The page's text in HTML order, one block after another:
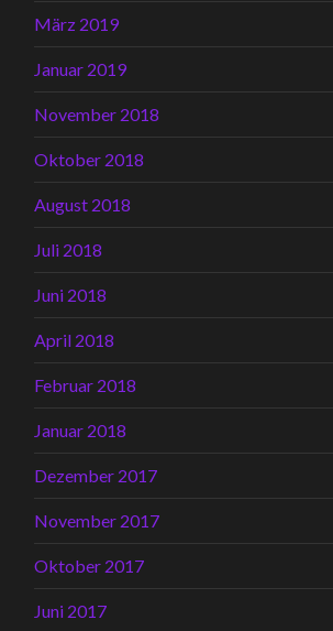
März 2019
Januar 2019
November 2018
Oktober 2018
August 2018
Juli 2018
Juni 2018
April 2018
Februar 2018
Januar 2018
Dezember 2017
November 2017
Oktober 2017
Juni 2017